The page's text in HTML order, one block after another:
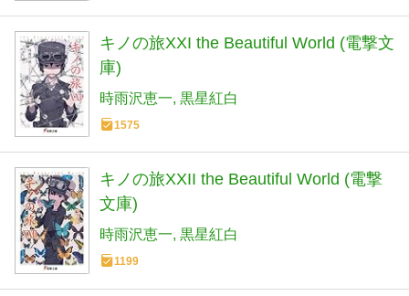
キノの旅XXI the Beautiful World (電撃文
庫)
時雨沢恵一 黒星紅白
1575
キノの旅XXII the Beautiful World (電撃
文庫)
時雨沢恵一 黒星紅白
1199